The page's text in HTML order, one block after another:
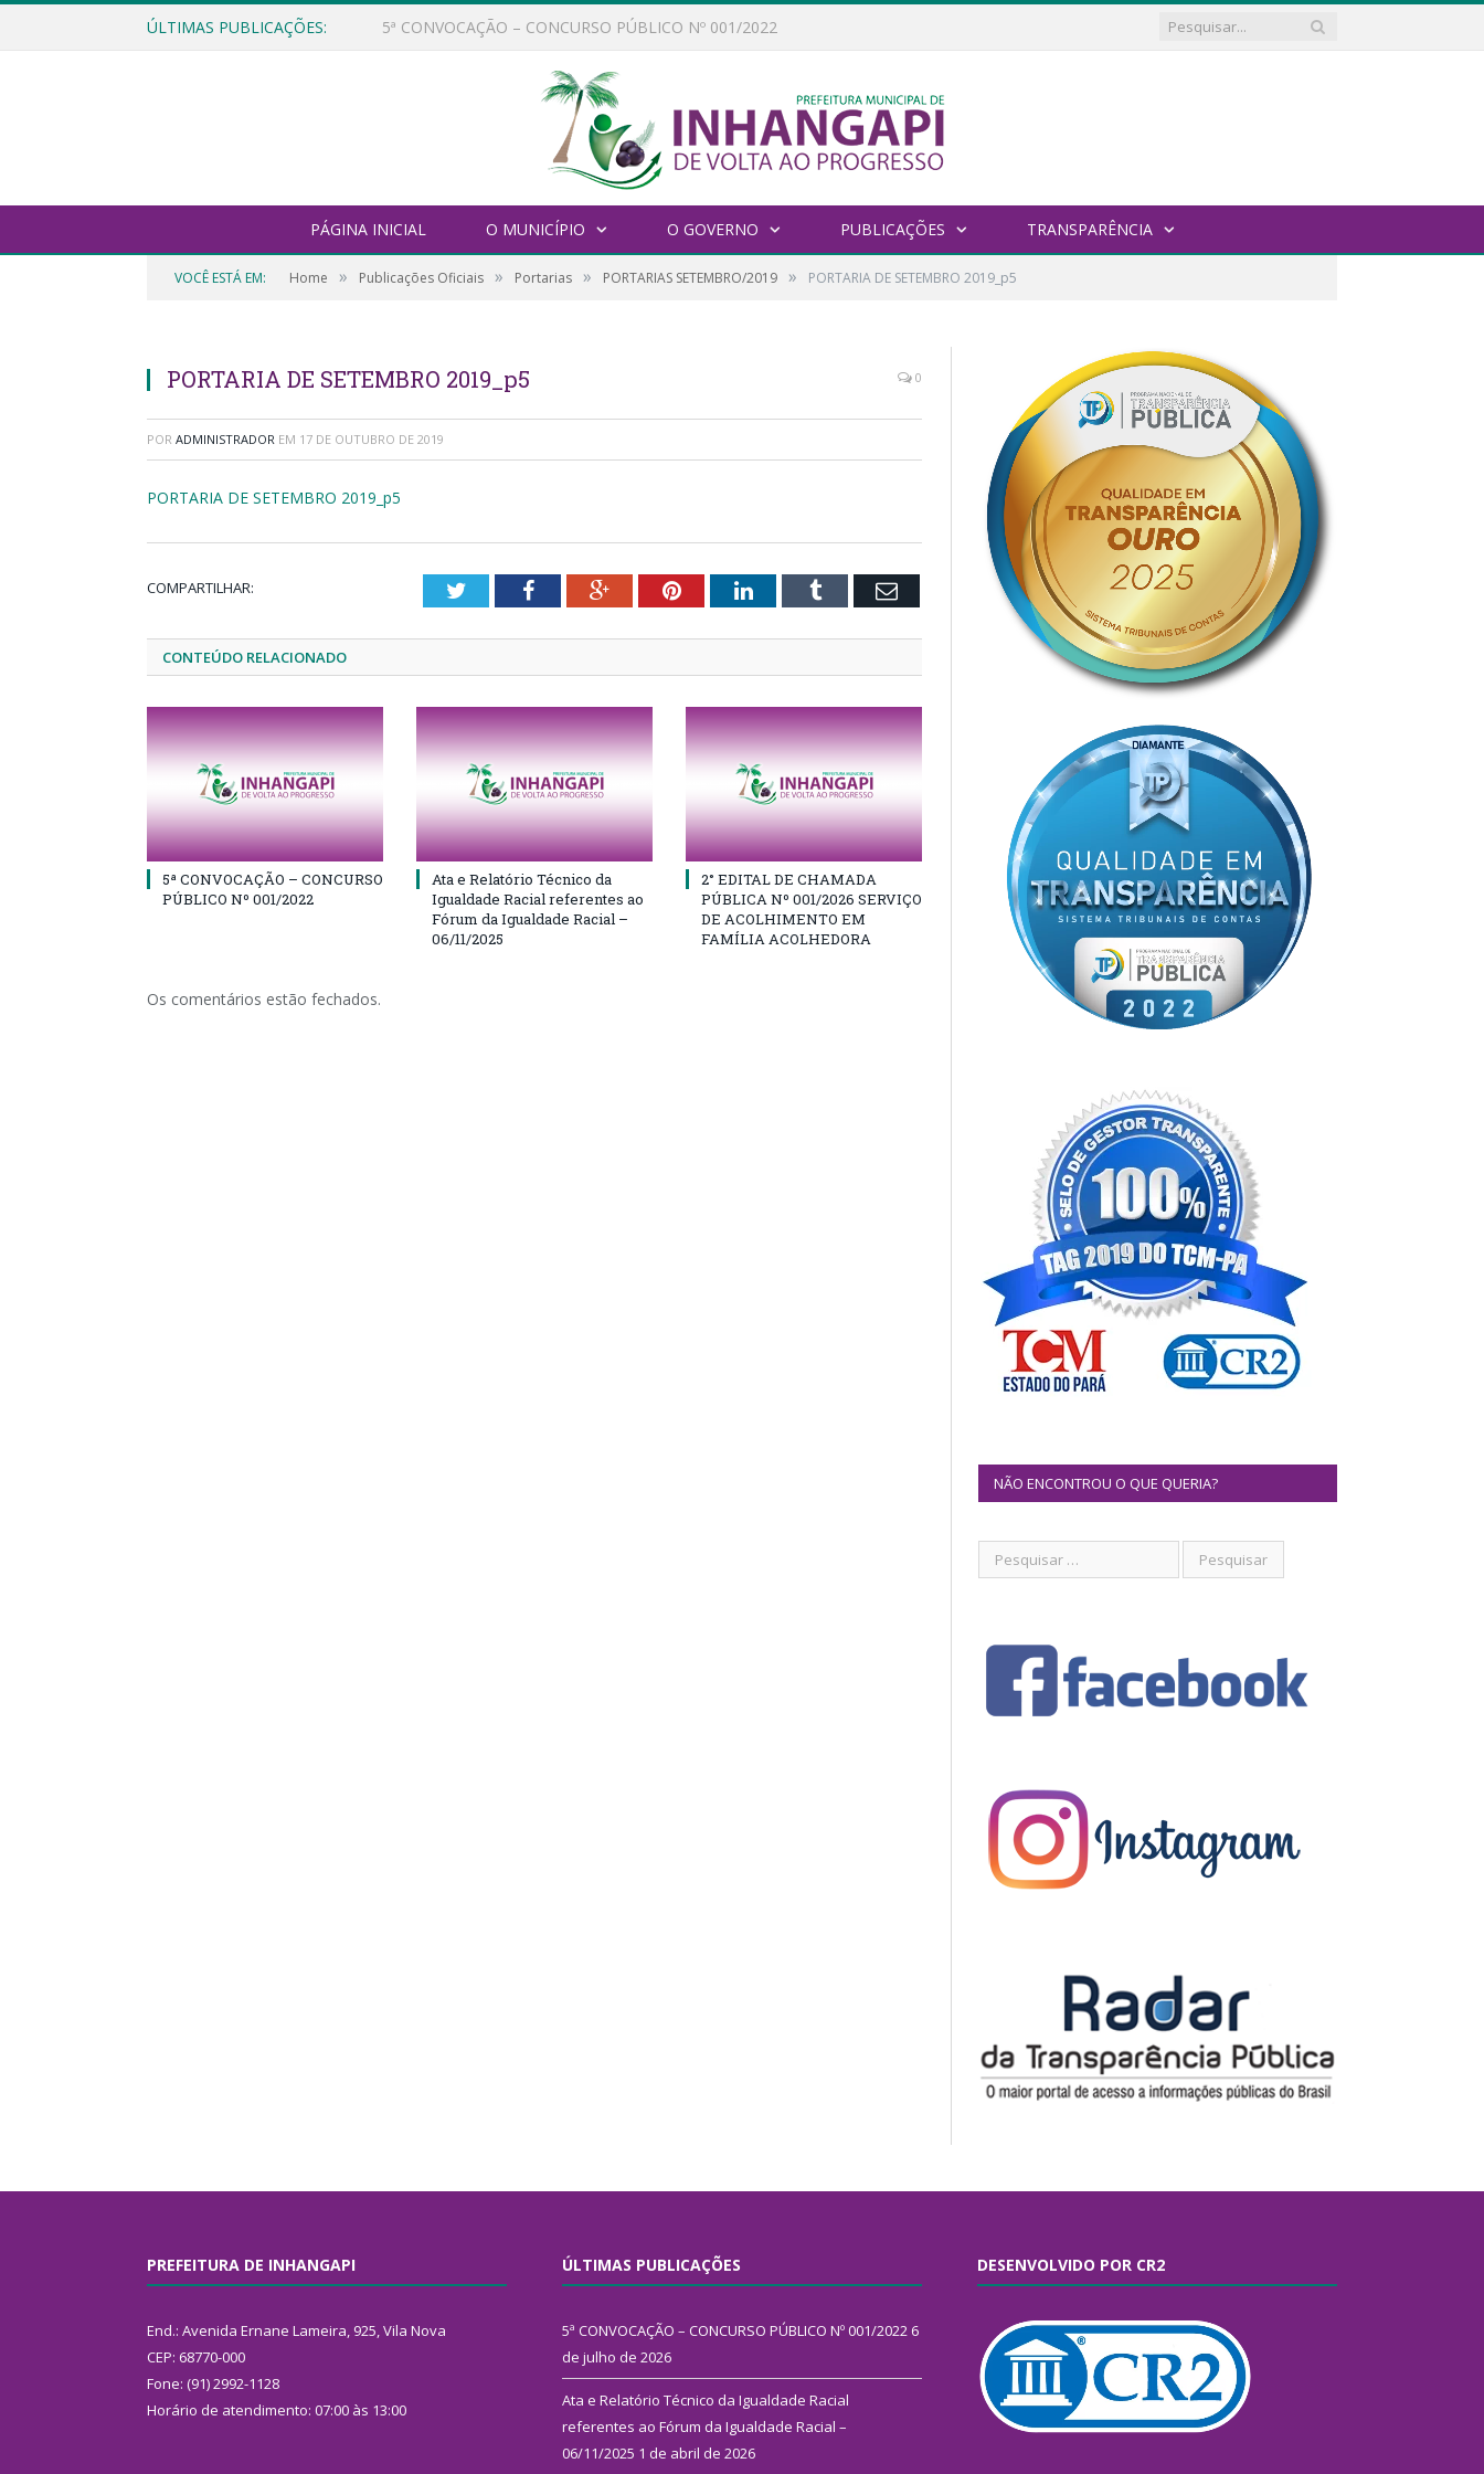
ÚLTIMAS PUBLICAÇÕES:
PÁGINA INICIAL O MUNICÍPIO O GOVERNO PUBLICAÇÕES TRANSPARÊNCIA
VOCÊ ESTÁ EM: Home » Publicações Oficiais » Portarias » PORTARIAS SETEMBRO/2019 » PORTARIA DE SETEMBRO 2019_p5
PORTARIA DE SETEMBRO 2019_p5 0
POR ADMINISTRADOR EM 17 DE OUTUBRO DE 2019
PORTARIA DE SETEMBRO 2019_p5
COMPARTILHAR: TwitterFacebookGoogle+PinterestLinkedInTumblr Email
CONTEÚDO RELACIONADO
5ª CONVOCAÇÃO – CONCURSO
PÚBLICO Nº 001/2022
Ata e Relatório Técnico da
Igualdade Racial referentes ao
Fórum da Igualdade Racial –
06/11/2025
2° EDITAL DE CHAMADA
PÚBLICA Nº 001/2026 SERVIÇO
DE ACOLHIMENTO EM
FAMÍLIA ACOLHEDORA
Os comentários estão fechados.
NÃO ENCONTROU O QUE QUERIA?
PREFEITURA DE INHANGAPI
End.: Avenida Ernane Lameira, 925, Vila Nova
CEP: 68770-000
Fone: (91) 2992-1128
Horário de atendimento: 07:00 às 13:00
ÚLTIMAS PUBLICAÇÕES
5ª CONVOCAÇÃO – CONCURSO PÚBLICO Nº 001/2022 6
de julho de 2026
Ata e Relatório Técnico da Igualdade Racial
referentes ao Fórum da Igualdade Racial –
06/11/2025 1 de abril de 2026
DESENVOLVIDO POR CR2